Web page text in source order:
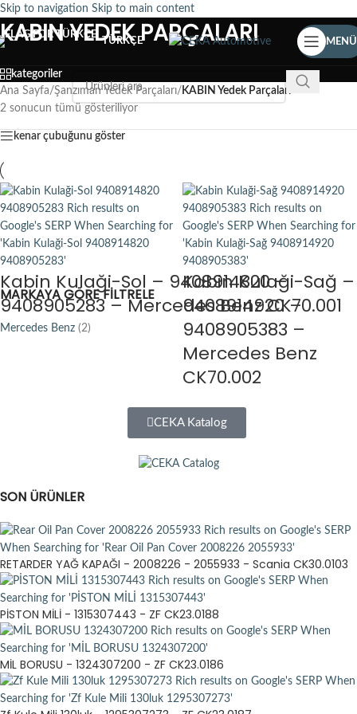
Skip to navigation Skip to main content
TÜRKÇE MENÜ
KABIN YEDEK PARÇALARI
kategoriler
MARKAYA GÖRE FILTRELE
Mercedes Benz (2)
CEKA Katalog
SON ÜRÜNLER
RETARDER YAĞ KAPAĞI - 2008226 - 2055933 - Scania CK30.0103
PİSTON MİLİ - 1315307443 - ZF CK23.0188
MİL BORUSU - 1324307200 - ZF CK23.0186
Ana Sayfa/Şanzıman Yedek Parçaları/ KABIN Yedek Parçaları
2 sonucun tümü gösteriliyor
kenar çubuğunu göster
Kabin Kulaği-Sol – 9408914820 –
9408905283 – Mercedes Benz CK70.001
Kabin Kulaği-Sağ –
9408914920 –
9408905383 –
Mercedes Benz
CK70.002